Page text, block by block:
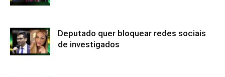
Deputado quer bloquear redes sociais
de investigados